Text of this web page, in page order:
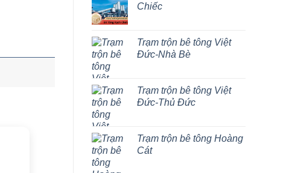
Chiếc
Trạm trộn bê tông Việt
Đức-Nhà Bè
Trạm trộn bê tông Việt
Đức-Thủ Đức
Trạm trộn bê tông Hoàng
Cát